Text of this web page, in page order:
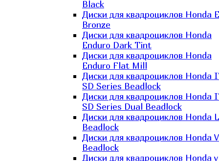
Black
Диски для квадроциклов Honda
Bronze
Диски для квадроциклов Honda
Enduro Dark Tint
Диски для квадроциклов Honda
Enduro Flat Mill
Диски для квадроциклов Honda
SD Series Beadlock
Диски для квадроциклов Honda
SD Series Dual Beadlock
Диски для квадроциклов Honda
Beadlock
Диски для квадроциклов Honda
Beadlock
Диски для квадроциклов Honda